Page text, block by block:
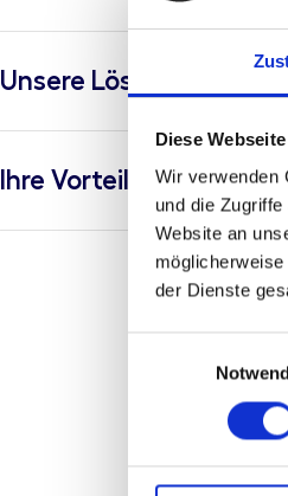
Diese
Wir verwenden
und die
Website an
der Dienste
Unsere Lösung
Ihre Vorteile